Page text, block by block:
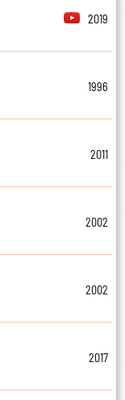
2019
1996
2011
2002
2002
2017